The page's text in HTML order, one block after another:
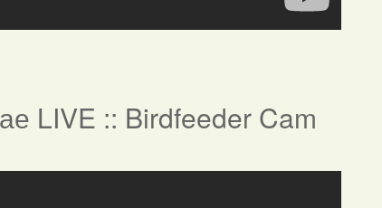
LIVE :: Birdfeeder Cam